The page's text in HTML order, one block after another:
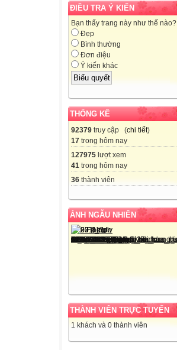
ĐIỀU TRA Ý KIẾN
Bạn thấy trang này như thế nào?
Đẹp
Bình thường
Đơn điệu
Ý kiến khác
THỐNG KÊ
92379 truy cập (chi tiết)
17 trong hôm nay
127975 lượt xem
41 trong hôm nay
36 thành viên
ẢNH NGẪU NHIÊN
THÀNH VIÊN TRỰC TUYẾN
1 khách và 0 thành viên